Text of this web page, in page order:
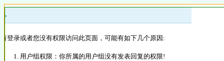
»
登录或者您没有权限访问此页面，可能有如下几个原因:
用户组权限：你所属的用户组没有发表回复的权限!